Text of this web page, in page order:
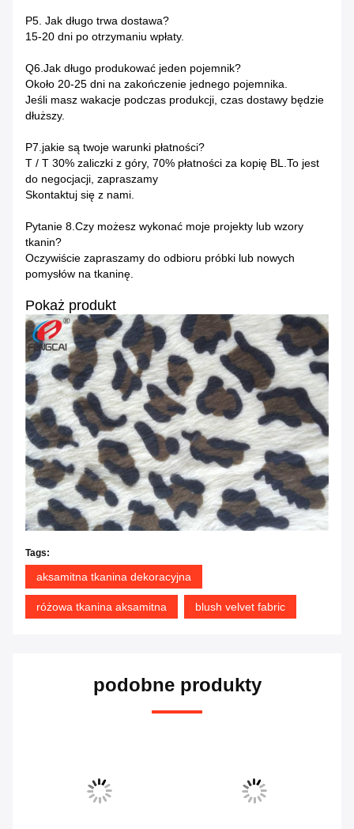
P5. Jak długo trwa dostawa?
15-20 dni po otrzymaniu wpłaty.
Q6.Jak długo produkować jeden pojemnik?
Około 20-25 dni na zakończenie jednego pojemnika.
Jeśli masz wakacje podczas produkcji, czas dostawy będzie
dłuższy.
P7.jakie są twoje warunki płatności?
T / T 30% zaliczki z góry, 70% płatności za kopię BL.To jest
do negocjacji, zapraszamy
Skontaktuj się z nami.
Pytanie 8.Czy możesz wykonać moje projekty lub wzory
tkanin?
Oczywiście zapraszamy do odbioru próbki lub nowych
pomysłów na tkaninę.
Pokaż produkt
Tags:
aksamitna tkanina dekoracyjna
różowa tkanina aksamitna blush velvet fabric
podobne produkty